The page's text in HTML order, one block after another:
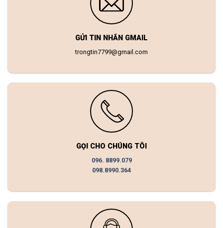
GỬI TIN NHẮN GMAIL
trongtin7799@gmail.com
GỌI CHO CHÚNG TÔI
096. 8899.079
098.8990.364